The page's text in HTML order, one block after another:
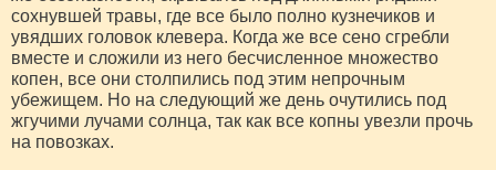
сохнувшей травы, где все было полно кузнечиков и
увядших головок клевера. Когда же все сено сгребли
вместе и сложили из него бесчисленное множество
копен, все они столпились под этим непрочным
убежищем. Но на следующий же день очутились под
жгучими лучами солнца, так как все копны увезли прочь
на повозках.